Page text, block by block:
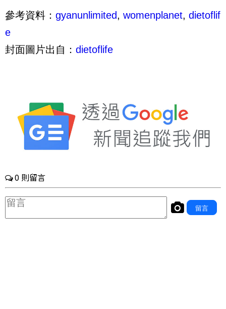
參考資料： gyanunlimited, womenplanet, dietoflif
e
封面圖片出自： dietoflife